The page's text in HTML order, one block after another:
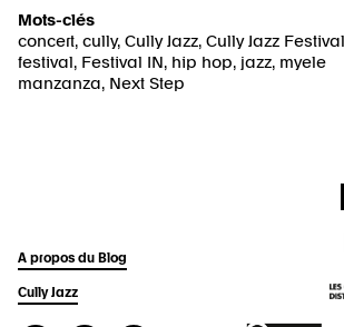
Mots-clés
concert, cully, Cully Jazz, Cully Jazz Festival
festival , Festival IN , hip hop, jazz, myele
manzanza, Next Step
A propos du Blog
Cully Jazz